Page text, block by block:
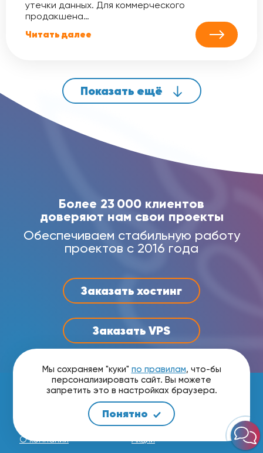
утечки данных. Для коммерческого
продакшена…
Читать далее
Показать ещё
Заказать хостинг
Заказать VPS
Более 23 000 клиентов
доверяют нам свои проекты
Обеспечиваем стабильную работу
проектов с 2016 года
О компании
Информация
Акции
Мы сохраняем "куки" по правилам, что-бы
персонализировать сайт. Вы можете
запретить это в настройках браузера.
Понятно